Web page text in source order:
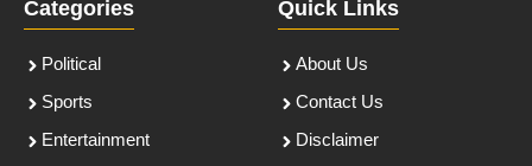
Categories
Political
Sports
Entertainment
Quick Links
About Us
Contact Us
Disclaimer